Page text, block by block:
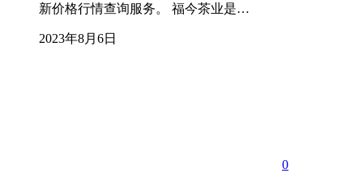
新价格行情查询服务。 福今茶业是…
2023年8月6日
0